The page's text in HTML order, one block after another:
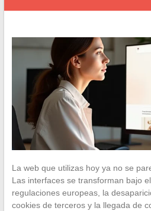
La web que utilizas hoy ya no se
Las interfaces se transforman bajo
regulaciones europeas, la
cookies de terceros y la llegada de